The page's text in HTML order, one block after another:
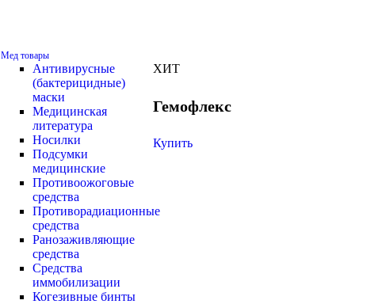
Мед товары
Антивирусные
(бактерицидные)
маски
Медицинская
литература
Носилки
Подсумки
медицинские
Противоожоговые
средства
Противорадиационные
средства
Ранозаживляющие
средства
Средства
иммобилизации
Когезивные бинты
ХИТ
Гемофлекс
Купить